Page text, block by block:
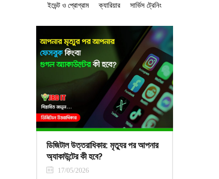
ইভেন্ট ও প্রোগ্রাম
ক্যারিয়ার সার্ভিস ট্রেনিং
ডিজিটাল উত্তরাধিকার: মৃত্যুর পর আপনার
অ্যাকাউন্টের কী হবে?
17/05/2026